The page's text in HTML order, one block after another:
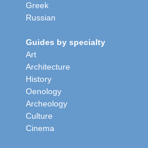
Greek
Russian
Guides by specialty
Art
Architecture
History
Oenology
Archeology
Culture
Cinema